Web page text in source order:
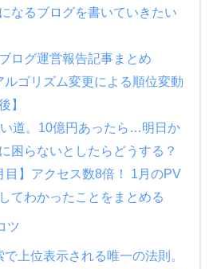
なるブログを書いていきたい
ログ運営報告記事まとめ
ルゴリズム変更による順位変動
】
道。10億円あったら…明日か
困らないとしたらどうする？
目】アクセス数8倍！ 1月のPV
てわかったことをまとめる
ツ
上位表示される唯一の法則。